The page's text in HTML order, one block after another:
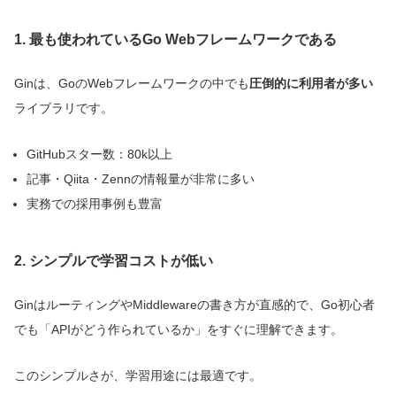
1. 最も使われているGo Webフレームワークである
Ginは、GoのWebフレームワークの中でも圧倒的に利用者が多い
ライブラリです。
GitHubスター数：80k以上
記事・Qiita・Zennの情報量が非常に多い
実務での採用事例も豊富
2. シンプルで学習コストが低い
GinはルーティングやMiddlewareの書き方が直感的で、Go初心者
でも「APIがどう作られているか」をすぐに理解できます。
このシンプルさが、学習用途には最適です。